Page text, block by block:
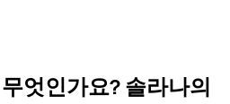
엇인가요? 솔라나의